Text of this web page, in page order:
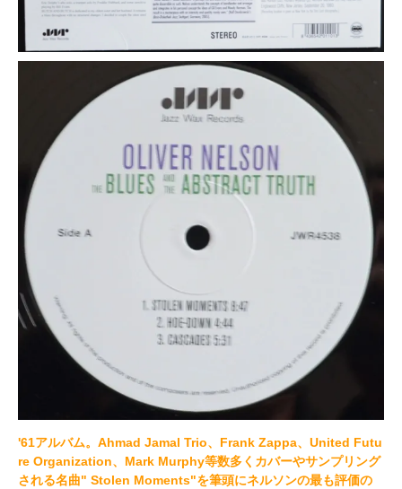
'61アルバム。Ahmad Jamal Trio、Frank Zappa、United Futu
re Organization、Mark Murphy等数多くカバーやサンプリング
される名曲" Stolen Moments"を筆頭にネルソンの最も評価の